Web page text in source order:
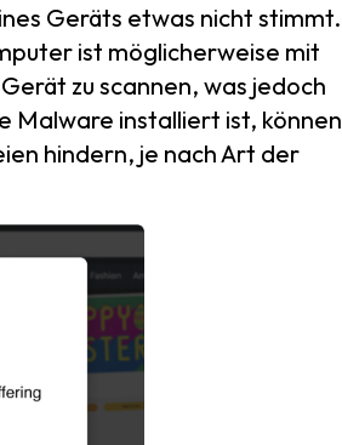
Geräts etwas nicht stimmt.
ist möglicherweise mit
zu scannen, was jedoch
Malware installiert ist, können
hindern, je nach Art der